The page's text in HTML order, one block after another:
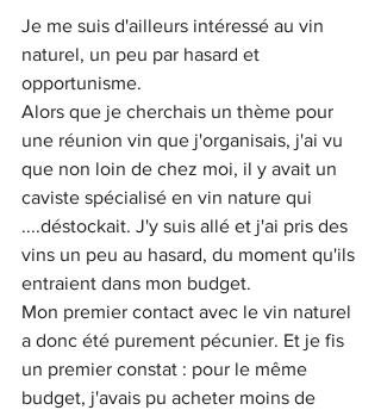
Je me suis d'ailleurs intéressé au vin
naturel, un peu par hasard et
opportunisme.
Alors que je cherchais un thème pour
une réunion vin que j'organisais, j'ai vu
que non loin de chez moi, il y avait un
caviste spécialisé en vin nature qui
....déstockait. J'y suis allé et j'ai pris des
vins un peu au hasard, du moment qu'ils
entraient dans mon budget.
Mon premier contact avec le vin naturel
a donc été purement pécunier. Et je fis
un premier constat : pour le même
budget, j'avais pu acheter moins de